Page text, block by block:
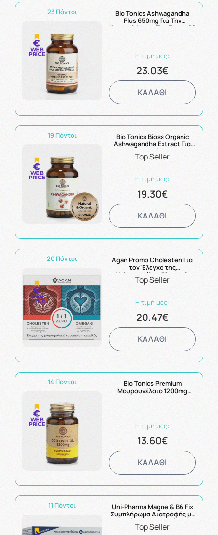
23 Πόντοι
Bio Tonics Ashwagandha
Plus 650mg Για Την
Καταπολέμηση Του Στρες 60
Η τιμή μας:
23.03€
ΚΑΛΑΘΙ
19 Πόντοι
Bio Tonics Bioss Organic
Ashwagandha Extract Για
Την Καταπολέμηση Του
Στρες 60 caps
Top Seller
Η τιμή μας:
19.30€
ΚΑΛΑΘΙ
20 Πόντοι
Agan Promo Cholesten Για
τον Έλεγχο της
Χοληστερόλης 30caps &
Omega-3 1000mg
30caps
Top Seller
Η τιμή μας:
20.47€
ΚΑΛΑΘΙ
14 Πόντοι
Bio Tonics Premium
Μουρουνέλαιο 1200mg
40caps
Η τιμή μας:
13.60€
ΚΑΛΑΘΙ
11 Πόντοι
Uni-Pharma Magne & B6 Fix
Συμπλήρωμα Διατροφής με
Μαγνήσιο και Βιταμίνη Β6
με Γεύση Βατόμουρου 30
Top Seller